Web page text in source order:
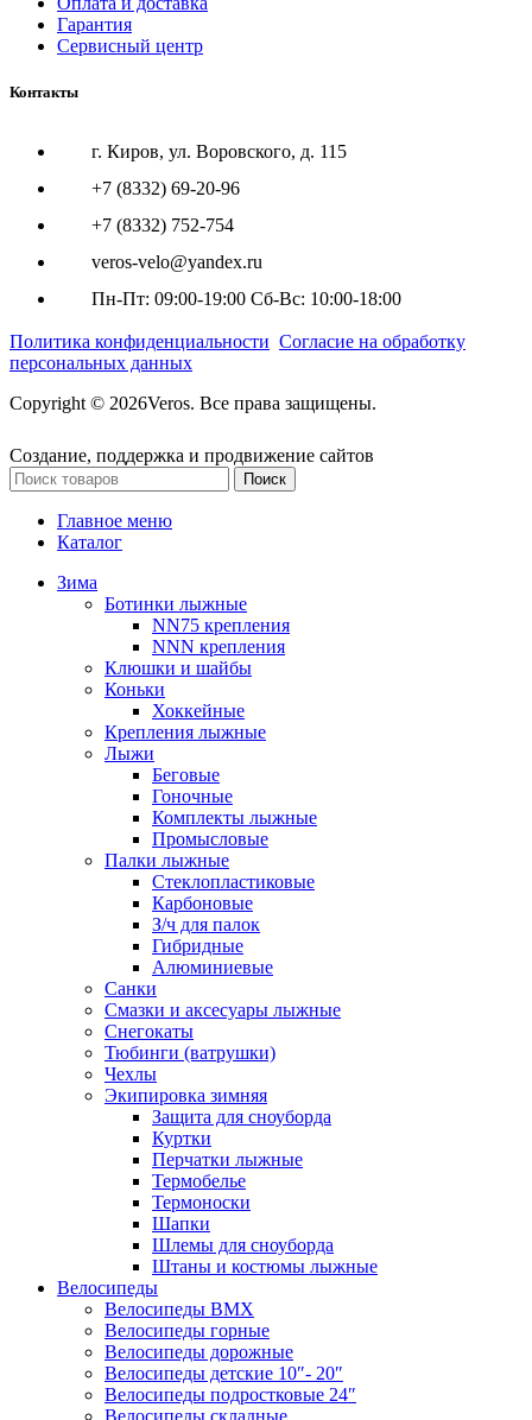
Гарантия
Сервисный центр
Контакты
г. Киров, ул. Воровского, д. 115
+7 (8332) 69-20-96
+7 (8332) 752-754
veros-velo@yandex.ru
Пн-Пт: 09:00-19:00 Сб-Вс: 10:00-18:00
Политика конфиденциальности Согласие на обработку
персональных данных
Copyright © 2026Veros. Все права защищены.
Создание, поддержка и продвижение сайтов
Поиск
Главное меню
Каталог
Зима
Ботинки лыжные
NN75 крепления
NNN крепления
Клюшки и шайбы
Коньки
Хоккейные
Крепления лыжные
Лыжи
Беговые
Гоночные
Комплекты лыжные
Промысловые
Палки лыжные
Стеклопластиковые
Карбоновые
З/ч для палок
Гибридные
Алюминиевые
Санки
Смазки и аксесуары лыжные
Снегокаты
Тюбинги (ватрушки)
Чехлы
Экипировка зимняя
Защита для сноуборда
Куртки
Перчатки лыжные
Термобелье
Термоноски
Шапки
Шлемы для сноуборда
Штаны и костюмы лыжные
Велосипеды
Велосипеды BMX
Велосипеды горные
Велосипеды дорожные
Велосипеды детские 10″- 20″
Велосипеды подростковые 24″
Велосипеды складные